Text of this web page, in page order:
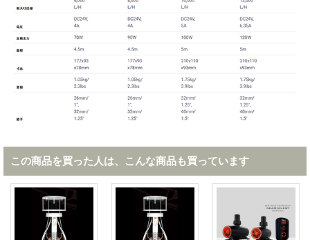
この商品を買った人は、こんな商品も買っています